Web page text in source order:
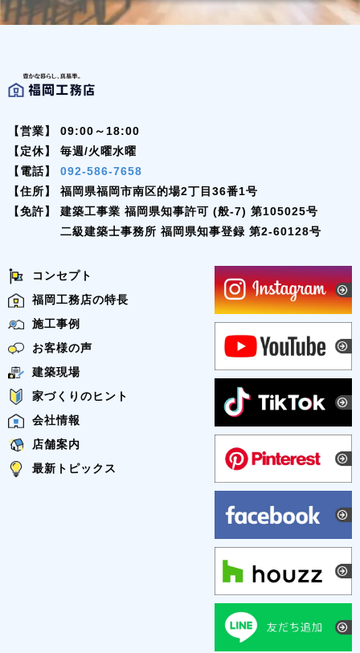
【営業】
09:00～18:00
【定休】
毎週/火曜水曜
【電話】
092-586-7658
【住所】
福岡県福岡市南区的場2丁目36番1号
【免許】
建築工事業 福岡県知事許可 (般-7) 第105025号
二級建築士事務所 福岡県知事登録 第2-60128号
コンセプト
福岡工務店の特長
施工事例
お客様の声
建築現場
家づくりのヒント
会社情報
店舗案内
最新トピックス